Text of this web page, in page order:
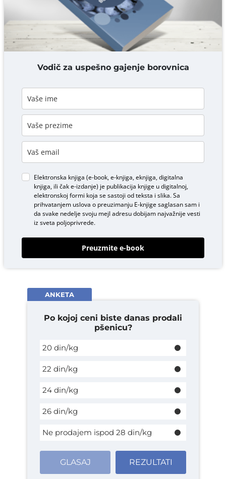
DODAJ KOMENTAR
Vodič za uspešno gajenje borovnica
Elektronska knjiga (e-book, e-knjiga, eknjiga, digitalna
knjiga, ili čak e-izdanje) je publikacija knjige u digitalnoj,
elektronskoj formi koja se sastoji od teksta i slika. Sa
prihvatanjem uslova o preuzimanju E-knjigesaglasan sam i
da svake nedelje svoju mejl adresu dobijam najvažnije vesti
iz sveta poljoprivrede.
Preuzmite e-book
ANKETA
Po kojoj ceni biste danas prodali
pšenicu?
20 din/kg
22 din/kg
24 din/kg
26 din/kg
Ne prodajem ispod 28 din/kg
GLASAJ REZULTATI